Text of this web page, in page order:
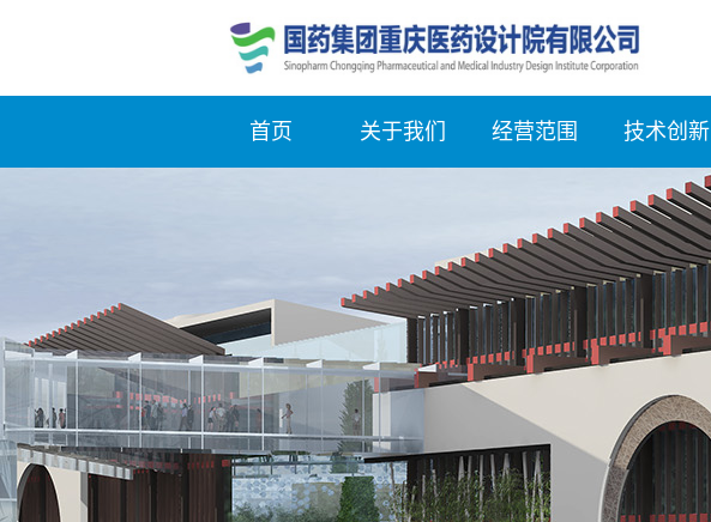
首页 关于我们 经营范围 技术创新